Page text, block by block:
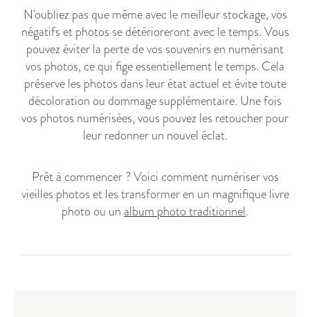
N'oubliez pas que même avec le meilleur stockage, vos
négatifs et photos se détérioreront avec le temps. Vous
pouvez éviter la perte de vos souvenirs en numérisant
vos photos, ce qui fige essentiellement le temps. Cela
préserve les photos dans leur état actuel et évite toute
décoloration ou dommage supplémentaire. Une fois
vos photos numérisées, vous pouvez les retoucher pour
leur redonner un nouvel éclat.
Prêt à commencer ? Voici comment numériser vos
vieilles photos et les transformer en un magnifique livre
photo ou unalbum photo traditionnel.